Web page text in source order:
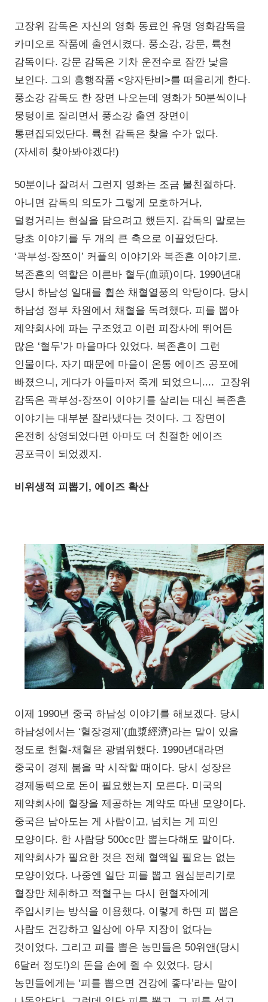
고장위 감독은 자신의 영화 동료인 유명 영화감독을
카미오로 작품에 출연시켰다. 풍소강, 강문, 륙천
감독이다. 강문 감독은 기차 운전수로 잠깐 낯을
보인다. 그의 흥행작품 <양자탄비>를 떠올리게 한다.
풍소강 감독도 한 장면 나오는데 영화가 50분씩이나
뭉텅이로 잘리면서 풍소강 출연 장면이
통편집되었단다. 륙천 감독은 찾을 수가 없다.
(자세히 찾아봐야겠다!)
50분이나 잘려서 그런지 영화는 조금 불친절하다.
아니면 감독의 의도가 그렇게 모호하거나,
덜컹거리는 현실을 담으려고 했든지. 감독의 말로는
당초 이야기를 두 개의 큰 축으로 이끌었단다.
‘곽부성-장쯔이’ 커플의 이야기와 복존흔 이야기로.
복존흔의 역할은 이른바 혈두(血頭)이다. 1990년대
당시 하남성 일대를 휩쓴 채혈열풍의 악당이다. 당시
하남성 정부 차원에서 채혈을 독려했다. 피를 뽑아
제약회사에 파는 구조였고 이런 피장사에 뛰어든
많은 ‘혈두’가 마을마다 있었다. 복존흔이 그런
인물이다. 자기 때문에 마을이 온통 에이즈 공포에
빠졌으니, 게다가 아들마저 죽게 되었으니.... 고장위
감독은 곽부성-장쯔이 이야기를 살리는 대신 복존흔
이야기는 대부분 잘라냈다는 것이다. 그 장면이
온전히 상영되었다면 아마도 더 친절한 에이즈
공포극이 되었겠지.
비위생적 피뽑기, 에이즈 확산
이제 1990년 중국 하남성 이야기를 해보겠다. 당시
하남성에서는 ‘혈장경제’(血漿經濟)라는 말이 있을
정도로 헌혈-채혈은 광범위했다. 1990년대라면
중국이 경제 붐을 막 시작할 때이다. 당시 성장은
경제동력으로 돈이 필요했는지 모른다. 미국의
제약회사에 혈장을 제공하는 계약도 따낸 모양이다.
중국은 남아도는 게 사람이고, 넘치는 게 피인
모양이다. 한 사람당 500cc만 뽑는다해도 말이다.
제약회사가 필요한 것은 전체 혈액일 필요는 없는
모양이었다. 나중엔 일단 피를 뽑고 원심분리기로
혈장만 체취하고 적혈구는 다시 헌혈자에게
주입시키는 방식을 이용했다. 이렇게 하면 피 뽑은
사람도 건강하고 일상에 아무 지장이 없다는
것이었다. 그리고 피를 뽑은 농민들은 50위앤(당시
6달러 정도!)의 돈을 손에 쥘 수 있었다. 당시
농민들에게는 ‘피를 뽑으면 건강에 좋다’라는 말이